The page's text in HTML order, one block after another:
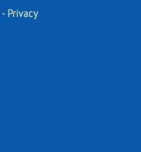
- Privacy